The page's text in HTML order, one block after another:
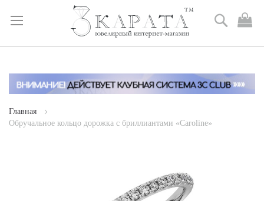
Skip
Content
Поиск
Главная
Обручальное кольцо дорожка с бриллиантами «Caroline»